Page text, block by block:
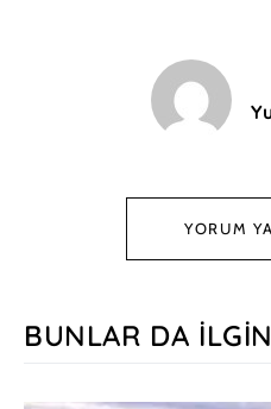
YORUM
BUNLAR DA